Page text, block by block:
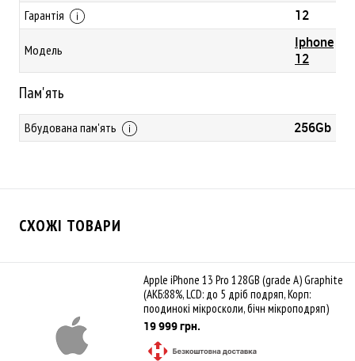
Гарантія 12
Модель
Iphone
12
Пам'ять
Вбудована пам'ять 256Gb
СХОЖІ ТОВАРИ
Apple iPhone 13 Pro 128GB (grade A) Graphite
(АКБ:88%, LCD: до 5 дріб подряп, Корп:
поодинокі мікросколи, бічн мікроподряп)
19 999 грн.